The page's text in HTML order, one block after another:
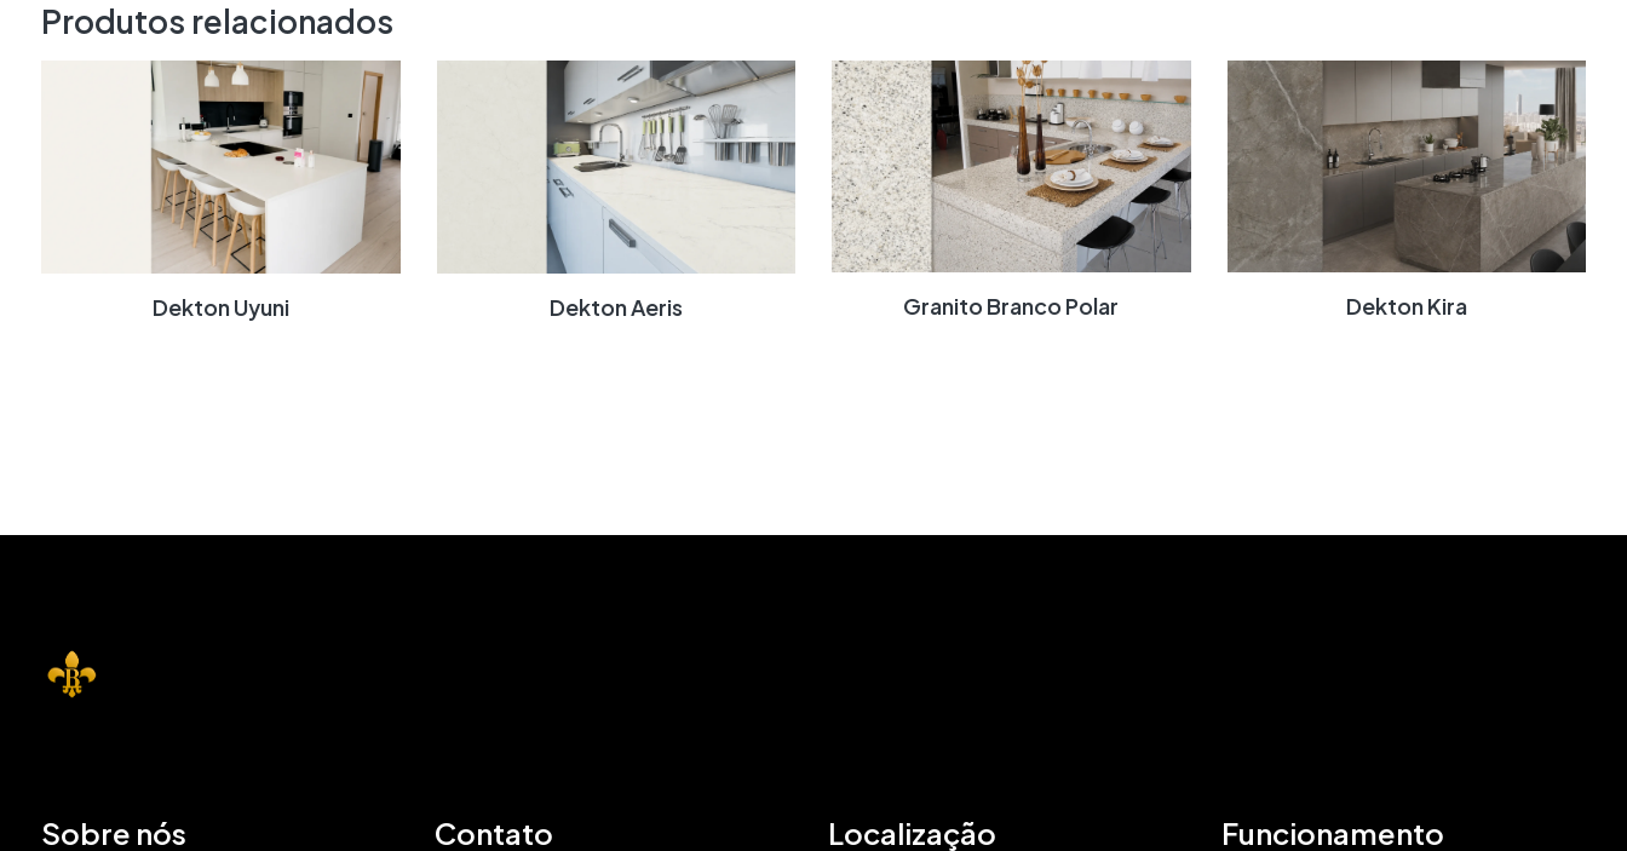
Produtos relacionados
Dekton Uyuni Dekton Aeris Granito Branco Polar Dekton Kira
Sobre nós Contato Localização Funcionamento